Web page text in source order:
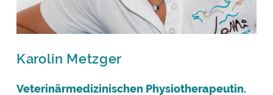
Karolin Metzger
Veterinärmedizinischen Physiotherapeutin.